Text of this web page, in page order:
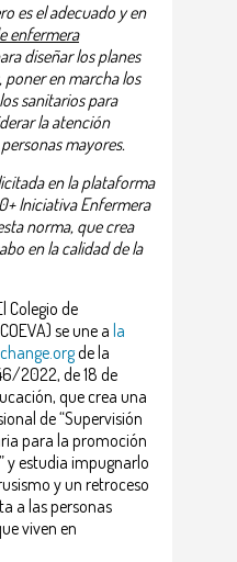
es el adecuado y en
enfermera
diseñar los planes
en marcha los
sanitarios para
la atención
mayores.
en la plataforma
Iniciativa Enfermera
norma, que crea
en la calidad de la
Colegio de
se une a la
de la
2022, de 18 de
que crea una
de “Supervisión
para la promoción
y estudia impugnarlo
y un retroceso
a las personas
viven en